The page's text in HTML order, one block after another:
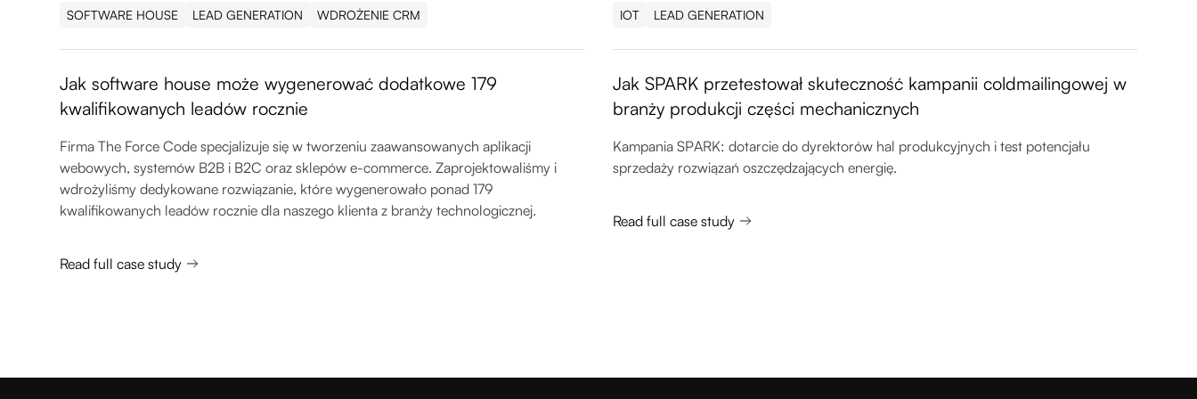
SOFTWARE HOUSE LEAD GENERATION WDROŻENIE CRM
Jak software house może wygenerować dodatkowe 179
kwalifikowanych leadów rocznie
Firma The Force Code specjalizuje się w tworzeniu zaawansowanych aplikacji
webowych, systemów B2B i B2C oraz sklepów e-commerce. Zaprojektowaliśmy i
wdrożyliśmy dedykowane rozwiązanie, które wygenerowało ponad 179
kwalifikowanych leadów rocznie dla naszego klienta z branży technologicznej.
Read full case study
IOT LEAD GENERATION
Jak SPARK przetestował skuteczność kampanii coldmailingowej w
branży produkcji części mechanicznych
Kampania SPARK: dotarcie do dyrektorów hal produkcyjnych i test potencjału
sprzedaży rozwiązań oszczędzających energię.
Read full case study